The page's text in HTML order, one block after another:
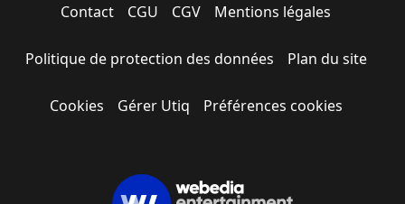
Contact CGU CGV Mentions légales
Politique de protection des données Plan du site
Cookies Gérer Utiq Préférences cookies